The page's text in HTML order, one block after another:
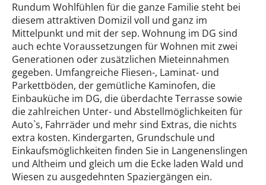
Rundum Wohlfühlen für die ganze Familie steht bei
diesem attraktiven Domizil voll und ganz im
Mittelpunkt und mit der sep. Wohnung im DG sind
auch echte Voraussetzungen für Wohnen mit zwei
Generationen oder zusätzlichen Mieteinnahmen
gegeben. Umfangreiche Fliesen-, Laminat- und
Parkettböden, der gemütliche Kaminofen, die
Einbauküche im DG, die überdachte Terrasse sowie
die zahlreichen Unter- und Abstellmöglichkeiten für
Auto`s, Fahrräder und mehr sind Extras, die nichts
extra kosten. Kindergarten, Grundschule und
Einkaufsmöglichkeiten finden Sie in Langenenslingen
und Altheim und gleich um die Ecke laden Wald und
Wiesen zu ausgedehnten Spaziergängen ein.